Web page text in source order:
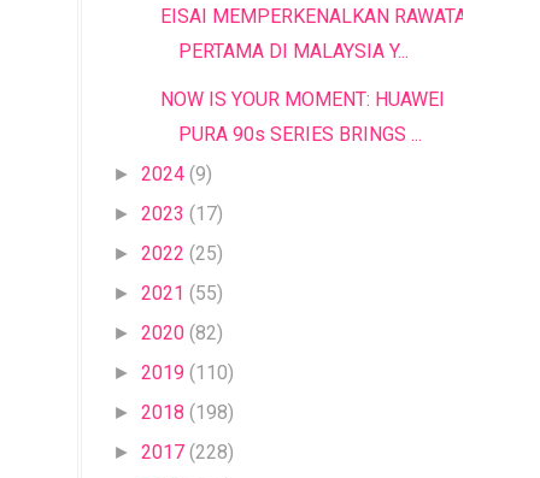
EISAI MEMPERKENALKAN RAWATAN
PERTAMA DI MALAYSIA Y...
NOW IS YOUR MOMENT: HUAWEI
PURA 90s SERIES BRINGS ...
► 2024 (9)
► 2023 (17)
► 2022 (25)
► 2021 (55)
► 2020 (82)
► 2019 (110)
► 2018 (198)
► 2017 (228)